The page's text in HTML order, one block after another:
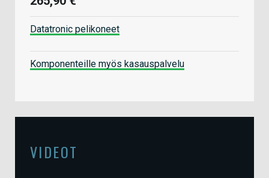
Datatronic pelikoneet
Komponenteille myös kasauspalvelu
VIDEOT